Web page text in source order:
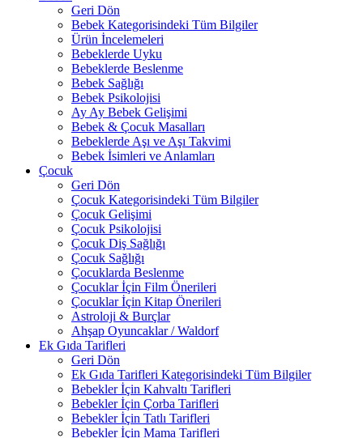
Geri Dön
Bebek Kategorisindeki Tüm Bilgiler
Ürün İncelemeleri
Bebeklerde Uyku
Bebeklerde Beslenme
Bebek Sağlığı
Bebek Psikolojisi
Ay Ay Bebek Gelişimi
Bebek & Çocuk Masalları
Bebeklerde Aşı ve Aşı Takvimi
Bebek İsimleri ve Anlamları
Çocuk
Geri Dön
Çocuk Kategorisindeki Tüm Bilgiler
Çocuk Gelişimi
Çocuk Psikolojisi
Çocuk Diş Sağlığı
Çocuk Sağlığı
Çocuklarda Beslenme
Çocuklar İçin Film Önerileri
Çocuklar İçin Kitap Önerileri
Astroloji & Burçlar
Ahşap Oyuncaklar / Waldorf
Ek Gıda Tarifleri
Geri Dön
Ek Gıda Tarifleri Kategorisindeki Tüm Bilgiler
Bebekler İçin Kahvaltı Tarifleri
Bebekler İçin Çorba Tarifleri
Bebekler İçin Tatlı Tarifleri
Bebekler İçin Mama Tarifleri